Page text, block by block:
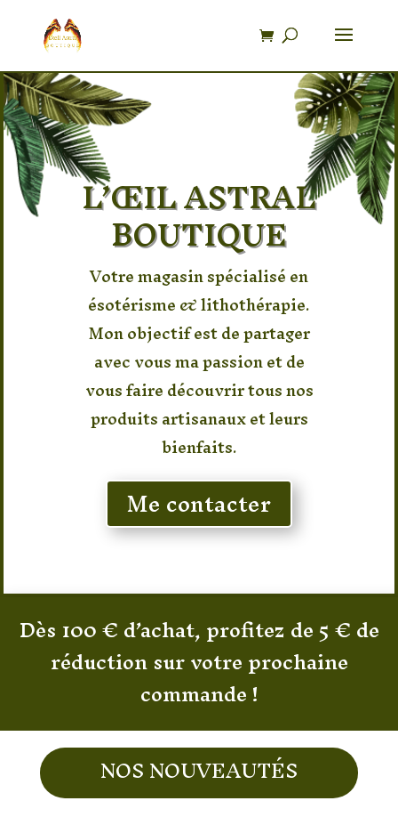
produits
L’ŒIL ASTRAL
BOUTIQUE
Votre magasin spécialisé en
ésotérisme & lithothérapie.
Mon objectif est de partager
avec vous ma passion et de
vous faire découvrir tous nos
produits artisanaux et leurs
bienfaits.
Me contacter
Dès 100 € d’achat, profitez de 5 € de
réduction sur votre prochaine
commande !
NOS NOUVEAUTÉS